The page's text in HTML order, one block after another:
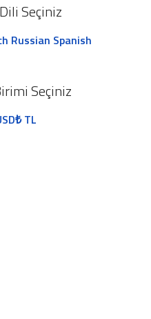
Seçiniz
Russian Spanish
Seçiniz
₺TL